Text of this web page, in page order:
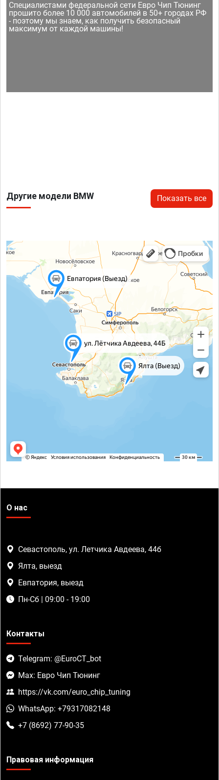
Специалистами федеральной сети Евро Чип Тюнинг
прошито более 10 000 автомобилей в 50+ городах РФ
- поэтому мы знаем, как получить безопасный
максимум от каждой машины!
Другие модели BMW Показать все
О нас
Севастополь, ул. Летчика Авдеева, 44б
Ялта, выезд
Евпатория, выезд
Пн-Сб | 09:00 - 19:00
Контакты
Telegram: @EuroCT_bot
Max: Евро Чип Тюнинг
https://vk.com/euro_chip_tuning
WhatsApp: +79317082148
+7 (8692) 77-90-35
Правовая информация